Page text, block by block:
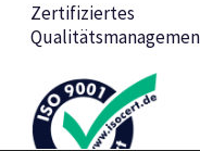
Zertifiziertes